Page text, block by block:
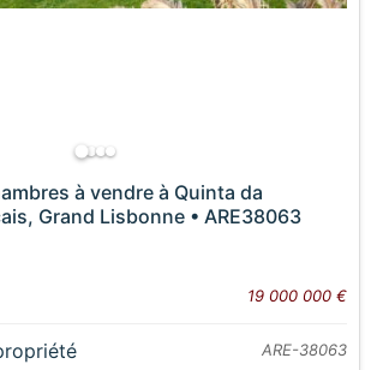
à vendre à Quinta da
Grand Lisbonne • ARE38063
19 000 000 €
ARE-38063